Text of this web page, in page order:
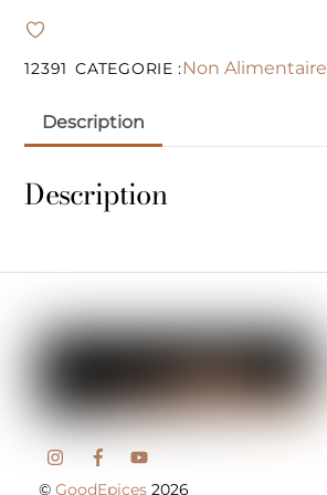
12391 CATEGORIE :Non Alimentaire
Description
Description
©GoodEpices 2026